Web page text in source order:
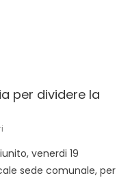
per dividere la
venerdi 19
sede comunale, per